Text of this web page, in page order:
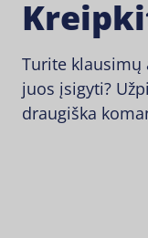
Turite klausimų
juos įsigyti?
draugiška